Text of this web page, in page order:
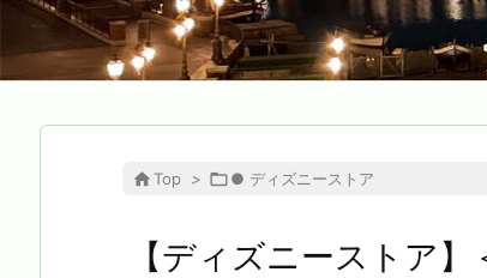
Top > ● ディズニーストア
【ディズニーストア